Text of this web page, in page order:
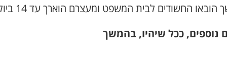
החשודים לבית המשפט ומעצרם הוארך עד 14 ביולי.
נוספים, ככל שיהיו, בהמשך